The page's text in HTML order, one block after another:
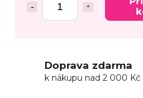
Doprava zdarma
k nákupu nad 2 000 Kč